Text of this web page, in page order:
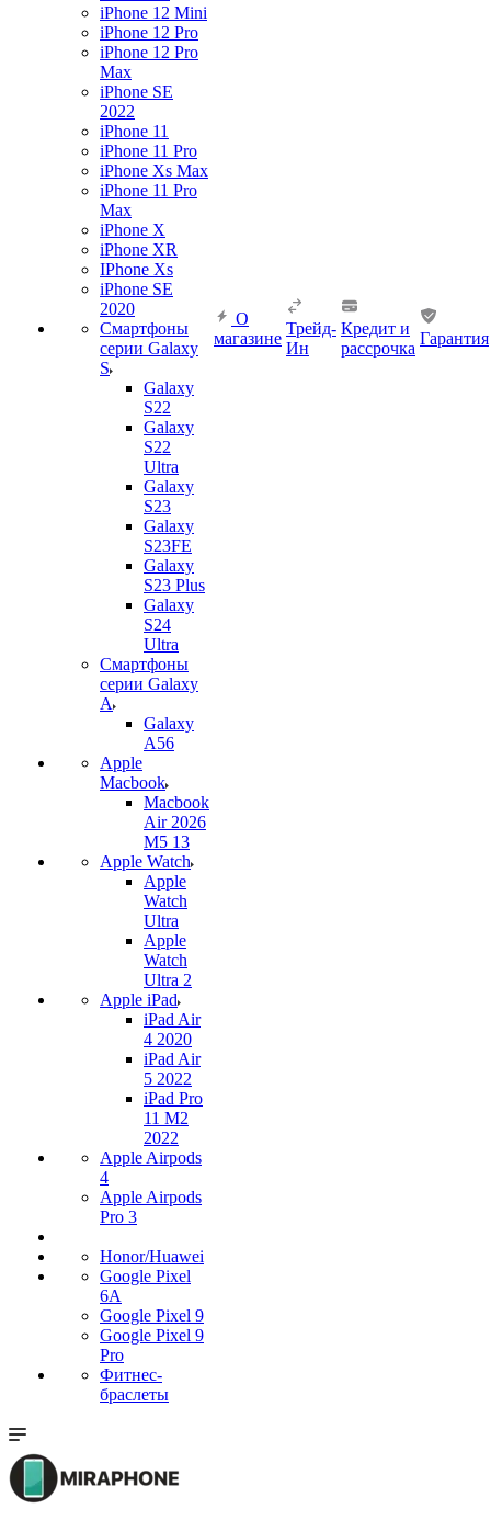
iPhone 12 Mini
iPhone 12 Pro
iPhone 12 Pro
Max
iPhone SE
2022
iPhone 11
iPhone 11 Pro
iPhone Xs Max
iPhone 11 Pro
Max
iPhone X
iPhone XR
IPhone Xs
iPhone SE
2020
Смартфоны
серии Galaxy
S
Galaxy
S22
Galaxy
S22
Ultra
Galaxy
S23
Galaxy
S23FE
Galaxy
S23 Plus
Galaxy
S24
Ultra
Смартфоны
серии Galaxy
A
Galaxy
A56
Apple
Macbook
Macbook
Air 2026
M5 13
Apple Watch
Apple
Watch
Ultra
Apple
Watch
Ultra 2
Apple iPad
iPad Air
4 2020
iPad Air
5 2022
iPad Pro
11 M2
2022
Apple Airpods
4
Apple Airpods
Pro 3
Honor/Huawei
Google Pixel
6A
Google Pixel 9
Google Pixel 9
Pro
Фитнес-
браслеты
О
магазине
Трейд-
Ин
Кредит и
рассрочка
Гарантия